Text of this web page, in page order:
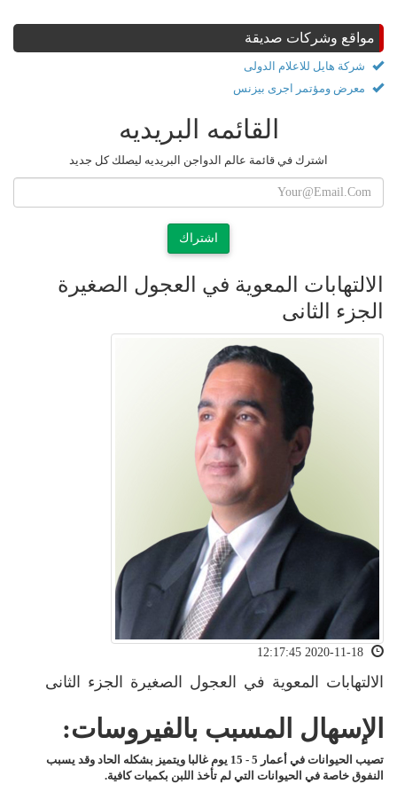
مواقع وشركات صديقة
شركة هايل للاعلام الدولى
معرض ومؤتمر اجرى بيزنس
القائمه البريديه
اشترك في قائمة عالم الدواجن البريديه ليصلك كل جديد
اشتراك
الالتهابات المعوية في العجول الصغيرة
الجزء الثانى
الالتهابات المعوية في العجول الصغيرة الجزء الثانى
الإسهال المسبب بالفيروسات:
تصيب الحيوانات في أعمار 5 - 15 يوم غالبا ويتميز بشكله الحاد وقد يسبب
النفوق خاصة في الحيوانات التي لم تأخذ اللبن بكميات كافية.